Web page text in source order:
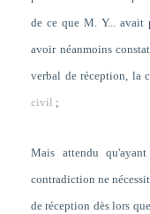
de ce que M. Y... avait
avoir néanmoins
verbal de réception, la
civil ;
Mais attendu
contradiction ne
de réception dès lors